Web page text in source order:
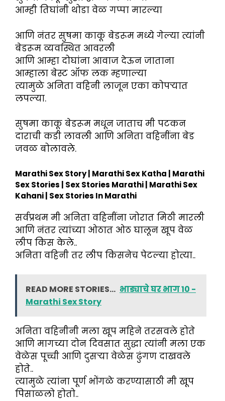
आम्ही तिघांनी थोडा वेळ गप्पा मारल्या
आणि नंतर सुषमा काकू बेडरूम मध्ये गेल्या त्यांनी
बेडरूम व्यवस्थित आवरली
आणि आम्हा दोघांना आवाज देऊन जाताना
आम्हाला बेस्ट ऑफ लक म्हणाल्या
त्यामुळे अनिता वहिनी लाजून एका कोपऱ्यात
लपल्या.
सुषमा काकू बेडरूम मधून जाताच मी पटकन
दाराची कडी लावली आणि अनिता वहिनींना बेड
जवळ बोलावले.
Marathi Sex Story | Marathi Sex Katha | Marathi
Sex Stories | Sex Stories Marathi | Marathi Sex
Kahani | Sex Stories In Marathi
सर्वप्रथम मी अनिता वहिनींना जोरात मिठी मारली
आणि नंतर त्यांच्या ओठात ओठ घालून खूप वेळ
लीप किस केले..
अनिता वहिनी तर लीप किसनेच पेटल्या होत्या..
READ MORE STORIES... भाड्याचे घर भाग 10 -
Marathi Sex Story
अनिता वहिनीनी मला खूप महिने तरसवले होते
आणि मागच्या दोन दिवसात सुद्धा त्यांनी मला एक
वेळेस पूच्ची आणि दुसऱ्या वेळेस ढुंगण दाखवले
होते..
त्यामुळे त्यांना पूर्ण भोंगळे करण्यासाठी मी खूप
पिसाळलो होतो..